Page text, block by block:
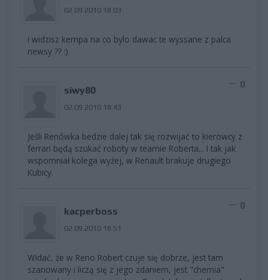
02.09.2010 18:03
i widzisz kempa na co bylo dawac te wyssane z palca
newsy ?? :)
siwy80
02.09.2010 18:43
0
Jeśli Renówka bedzie dalej tak się rozwijać to kierowcy z
ferrari będą szukać roboty w teamie Roberta... I tak jak
wspomniał kolega wyżej, w Renault brakuje drugiego
Kubicy.
kacperboss
02.09.2010 18:51
0
Widać, że w Reno Robert czuje się dobrze, jest tam
szanowany i liczą się z jego zdaniem, jest "chemia"